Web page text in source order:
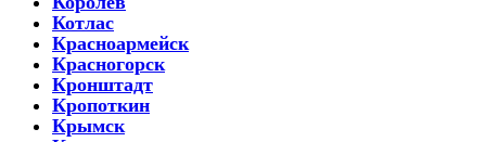
Котлас
Красноармейск
Красногорск
Кронштадт
Кропоткин
Крымск